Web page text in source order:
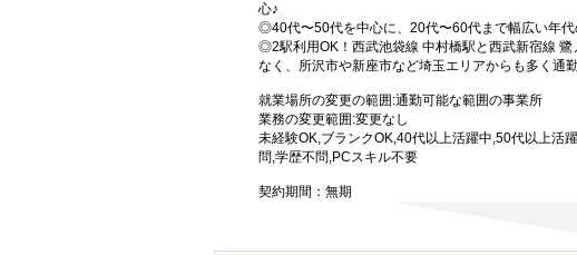
心♪
◎40代〜50代を中心に、20代〜60代まで幅広い年代
◎2駅利用OK！西武池袋線 中村橋駅と西武新宿線
なく、所沢市や新座市など埼玉エリアからも多く通
就業場所の変更の範囲:通勤可能な範囲の事業所
業務の変更範囲:変更なし
未経験OK,ブランクOK,40代以上活躍中,50代以上活
問,学歴不問,PCスキル不要
契約期間：無期